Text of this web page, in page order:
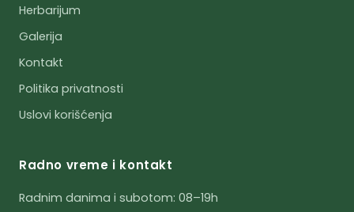
Herbarijum
Galerija
Kontakt
Politika privatnosti
Uslovi korišćenja
Radno vreme i kontakt
Radnim danima i subotom: 08–19h